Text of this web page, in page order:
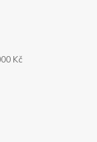
Kč